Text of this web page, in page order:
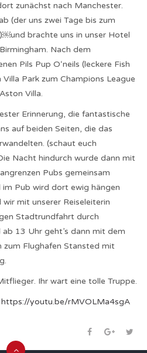
zunächst nach Manchester.
(der uns zwei Tage bis zum
brachte uns in unser Hotel
Nach dem
Pils Pup O‘neils (leckere Fish
Park zum Champions League
Villa.
Erinnerung, die fantastische
auf beiden Seiten, die das
(schaut euch
Nacht hindurch wurde dann mit
Pubs gemeinsam
im Pub wird dort ewig hängen
mit unserer Reiseleiterin
Stadtrundfahrt durch
13 Uhr geht’s dann mit dem
zum Flughafen Stansted mit
Ihr wart eine tolle Truppe.
https://youtu.be/rMVOLMa4sgA